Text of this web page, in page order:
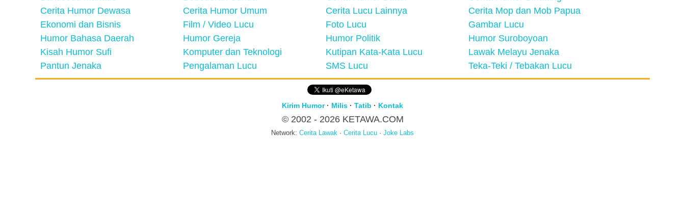
Cerita Humor Dewasa
Cerita Humor Umum Cerita Lucu Lainnya
Cerita Mop dan Mob Papua
Ekonomi dan Bisnis
Film / Video Lucu Foto Lucu
Gambar Lucu
Humor Bahasa Daerah
Humor Gereja Humor Politik
Humor Suroboyoan
Kisah Humor Sufi
Komputer dan Teknologi Kutipan Kata-Kata Lucu
Lawak Melayu Jenaka
Pantun Jenaka
Pengalaman Lucu SMS Lucu Teka-Teki / Tebakan Lucu
Kirim Humor· Milis · Tatib · Kontak
© 2002 - 2026 KETAWA.COM
Network: Cerita Lawak · Cerita Lucu · Joke Labs